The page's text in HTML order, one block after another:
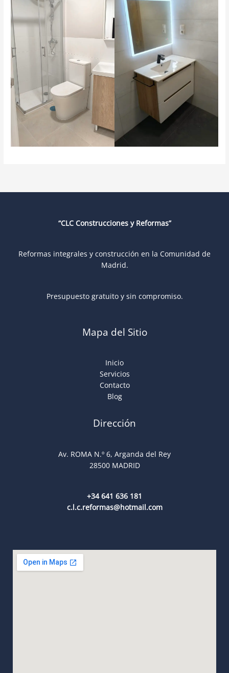
“CLC Construcciones y Reformas”
Reformas integrales y construcción en la Comunidad de
Madrid.
Presupuesto gratuito y sin compromiso.
Mapa del Sitio
Inicio
Servicios
Contacto
Blog
Dirección
Av. ROMA N.º 6, Arganda del Rey
28500 MADRID
+34 641 636 181
c.l.c.reformas@hotmail.com